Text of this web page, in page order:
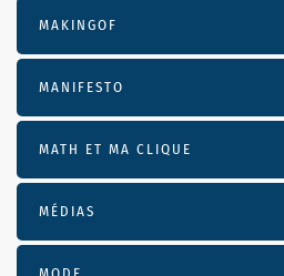
MAKINGOF
MANIFESTO
MATH ET MA CLIQUE
MÉDIAS